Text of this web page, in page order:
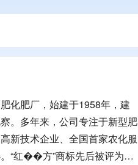
化肥厂，始建于1958年，建
。多年来，公司专注于新型肥
新技术企业、全国首家农化服
“红��方”商标先后被评为中